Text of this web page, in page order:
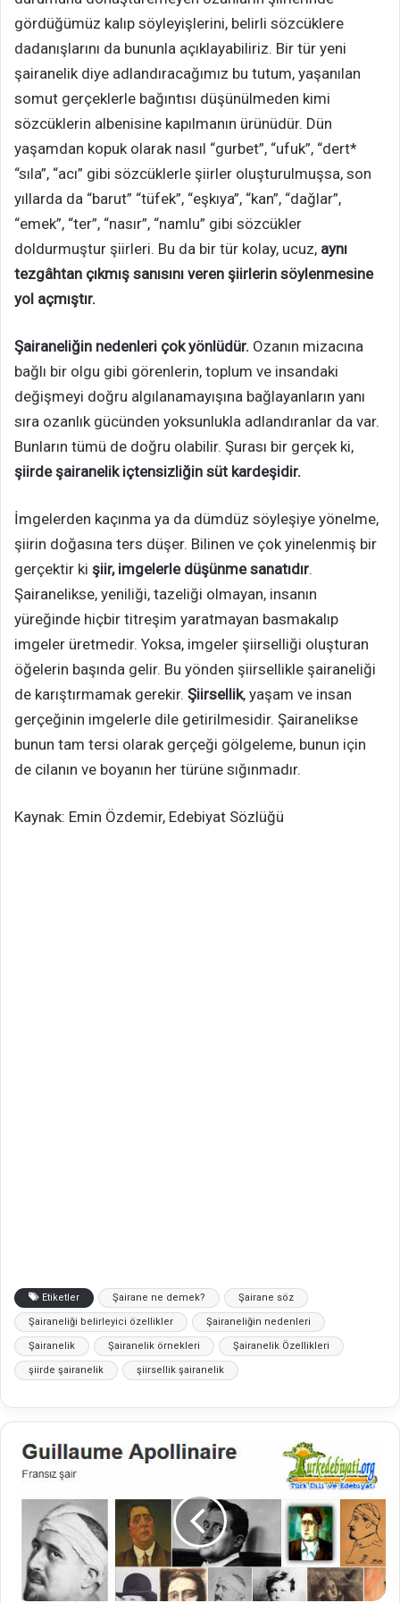
gördüğümüz kalıp söyleyişlerini, belirli sözcüklere
dadanışlarını da bununla açıklayabiliriz. Bir tür yeni
şairanelik diye adlandıracağımız bu tutum, yaşanılan
somut gerçeklerle bağıntısı düşünülmeden kimi
sözcüklerin albenisine kapılmanın ürünüdür. Dün
yaşamdan kopuk olarak nasıl “gurbet”, “ufuk”, “dert*
“sıla”, “acı” gibi sözcüklerle şiirler oluşturulmuşsa, son
yıllarda da “barut” “tüfek”, “eşkıya”, “kan”, “dağlar”,
“emek”, “ter”, “nasır”, “namlu” gibi sözcükler
doldurmuştur şiirleri. Bu da bir tür kolay, ucuz, aynı
tezgâhtan çıkmış sanısını veren şiirlerin söylenmesine
yol açmıştır.
Şairaneliğin nedenleri çok yönlüdür. Ozanın mizacına
bağlı bir olgu gibi görenlerin, toplum ve insandaki
değişmeyi doğru algılanamayışına bağlayanların yanı
sıra ozanlık gücünden yoksunlukla adlandıranlar da var.
Bunların tümü de doğru olabilir. Şurası bir gerçek ki,
şiirde şairanelik içtensizliğin süt kardeşidir.
İmgelerden kaçınma ya da dümdüz söyleşiye yönelme,
şiirin doğasına ters düşer. Bilinen ve çok yinelenmiş bir
gerçektir ki şiir, imgelerle düşünme sanatıdır.
Şairanelikse, yeniliği, tazeliği olmayan, insanın
yüreğinde hiçbir titreşim yaratmayan basmakalıp
imgeler üretmedir. Yoksa, imgeler şiirselliği oluşturan
öğelerin başında gelir. Bu yönden şiirsellikle şairaneliği
de karıştırmamak gerekir. Şiirsellik, yaşam ve insan
gerçeğinin imgelerle dile getirilmesidir. Şairanelikse
bunun tam tersi olarak gerçeği gölgeleme, bunun için
de cilanın ve boyanın her türüne sığınmadır.
Kaynak: Emin Özdemir, Edebiyat Sözlüğü
Etiketler Şairane ne demek? Şairane söz
Şairaneliği belirleyici özellikler Şairaneliğin nedenleri
Şairanelik Şairanelik örnekleri Şairanelik Özellikleri
şiirde şairanelik şiirsellik şairanelik